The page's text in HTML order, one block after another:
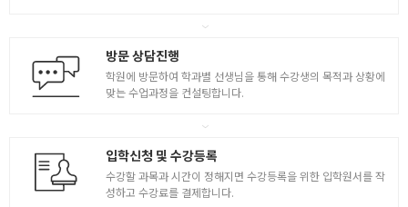
- 배치공간 완성 방법 설명
방문 상담진행
학원에 방문하여 학과별 선생님을 통해 수강생의 목적과 상황에
맞는 수업과정을 컨설팅합니다.
입학신청 및 수강등록
수강할 과목과 시간이 정해지면 수강등록을 위한 입학원서를 작
성하고 수강료를 결제합니다.